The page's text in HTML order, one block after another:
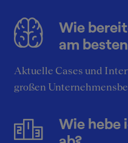
Wie
am
Aktuelle Cases und
großen
Wie hebe